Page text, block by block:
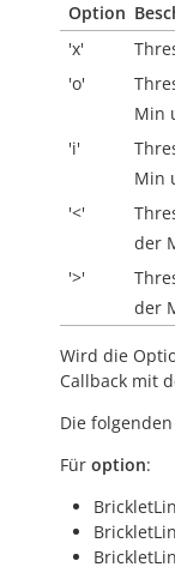
Option
'x'
'o'
Min
'i'
Min
'<'
der
'>'
der
Wird die
Callback mit
Die folgenden
Für option: